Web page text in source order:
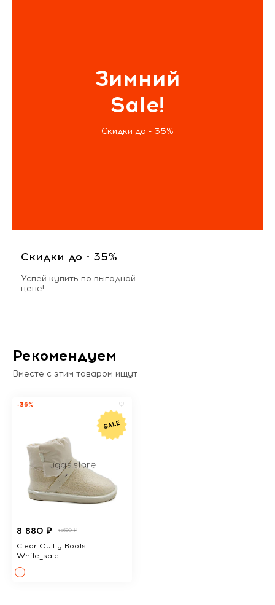
Зимний
Sale!
Скидки до - 35%
Скидки до - 35%
Успей купить по выгодной
цене!
Рекомендуем
Вместе с этим товаром ищут
-36%
8 880 ₽ 13690 ₽
Clear Quilty Boots
White_sale